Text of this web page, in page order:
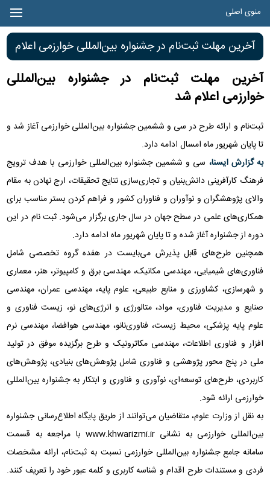
منوی اصلی
آخرین مهلت ثبت‌نام در جشنواره بین‌المللی خوارزمی اعلام
شد
آخرین مهلت ثبت‌نام در جشنواره بین‌المللی
خوارزمی اعلام شد
ثبت‌نام و ارائه طرح در سی و ششمین جشنواره بین‌المللی خوارزمی آغاز شد و
تا پایان شهریور ماه امسال ادامه دارد.
به گزارش ایسنا، سی و ششمین جشنواره بین‌المللی خوارزمی با هدف ترویج
فرهنگ کارآفرینی دانش‌بنیان و تجاری‌سازی نتایج تحقیقات، ارج نهادن به مقام
والای پژوهشگران و نوآوران و فناوران کشور و فراهم کردن بستر مناسب برای
همکاری‌های علمی در سطح جهان در سال جاری برگزار می‌شود. ثبت نام در این
دوره از جشنواره آغاز شده و تا پایان شهریور ماه ادامه دارد.
همچنین طرح‌های قابل پذیرش می‌بایست در هفده گروه تخصصی شامل
فناوری‌های شیمیایی، مهندسی مکانیک، مهندسی برق و کامپیوتر، هنر، معماری
و شهرسازی، کشاورزی و منابع طبیعی، علوم پایه، مهندسی عمران، مهندسی
صنایع و مدیریت فناوری، مواد، متالورژی و انرژی‌های نو، زیست فناوری و
علوم پایه پزشکی، محیط زیست، فناوری‌نانو، مهندسی هوافضا، مهندسی نرم
افزار و فناوری اطلاعات، مهندسی مکاترونیک و طرح برگزیده موفق در تولید
ملی در پنج محور پژوهشی و فناوری شامل پژوهش‌های بنیادی، پژوهش‌های
کاربردی، طرح‌های توسعه‌ای، نوآوری و فناوری و ابتکار به جشنواره بین‌المللی
خوارزمی ارائه شود.
به نقل از وزارت علوم، متقاضیان می‌توانند از طریق پایگاه اطلاع‌رسانی جشنواره
بین‌المللی خوارزمی به نشانی www.khwarizmi.ir با مراجعه به قسمت
سامانه جامع جشنواره بین‌المللی خوارزمی نسبت به ثبت‌نام، ارائه مشخصات
فردی و مستندات طرح اقدام و شناسه کاربری و کلمه عبور خود را تعریف کنند.